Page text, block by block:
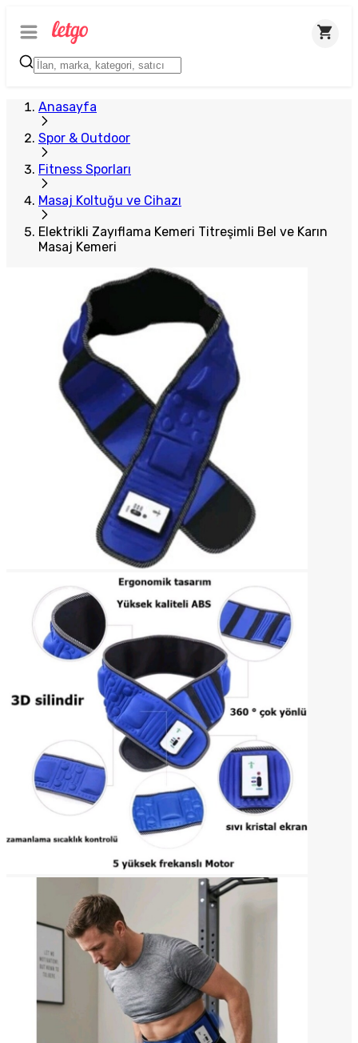
Anasayfa
Spor & Outdoor
Fitness Sporları
Masaj Koltuğu ve Cihazı
Elektrikli Zayıflama Kemeri Titreşimli Bel ve Karın
Masaj Kemeri